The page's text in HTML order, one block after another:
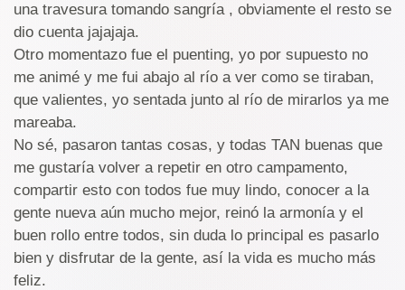
una travesura tomando sangría , obviamente el resto se
dio cuenta jajajaja.
Otro momentazo fue el puenting, yo por supuesto no
me animé y me fui abajo al río a ver como se tiraban,
que valientes, yo sentada junto al río de mirarlos ya me
mareaba.
No sé, pasaron tantas cosas, y todas TAN buenas que
me gustaría volver a repetir en otro campamento,
compartir esto con todos fue muy lindo, conocer a la
gente nueva aún mucho mejor, reinó la armonía y el
buen rollo entre todos, sin duda lo principal es pasarlo
bien y disfrutar de la gente, así la vida es mucho más
feliz.